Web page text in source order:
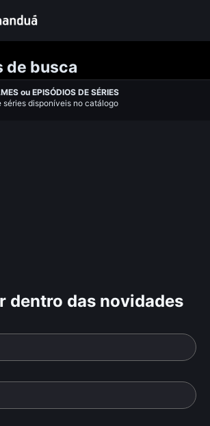
de busca
ou EPISÓDIOS DE SÉRIES
séries disponíveis no catálogo
dentro das novidades